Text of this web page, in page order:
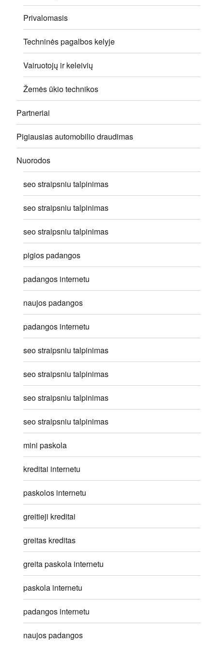
Privalomasis
Techninės pagalbos kelyje
Vairuotojų ir keleivių
Žemės ūkio technikos
Partneriai
Pigiausias automobilio draudimas
Nuorodos
seo straipsniu talpinimas
seo straipsniu talpinimas
seo straipsniu talpinimas
pigios padangos
padangos internetu
naujos padangos
padangos internetu
seo straipsniu talpinimas
seo straipsniu talpinimas
seo straipsniu talpinimas
seo straipsniu talpinimas
mini paskola
kreditai internetu
paskolos internetu
greitieji kreditai
greitas kreditas
greita paskola internetu
paskola internetu
padangos internetu
naujos padangos